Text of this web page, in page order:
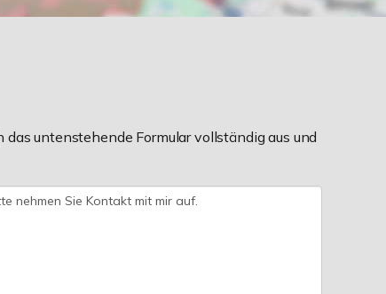
untenstehende Formular vollständig aus und